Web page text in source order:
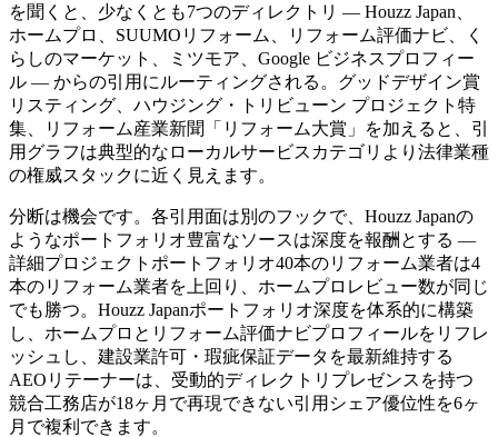
を聞くと、少なくとも7つのディレクトリ — Houzz Japan、
ホームプロ、SUUMOリフォーム、リフォーム評価ナビ、く
らしのマーケット、ミツモア、Google ビジネスプロフィー
ル — からの引用にルーティングされる。グッドデザイン賞
リスティング、ハウジング・トリビューン プロジェクト特
集、リフォーム産業新聞「リフォーム大賞」を加えると、引
用グラフは典型的なローカルサービスカテゴリより法律業種
の権威スタックに近く見えます。
分断は機会です。各引用面は別のフックで、Houzz Japanの
ようなポートフォリオ豊富なソースは深度を報酬とする —
詳細プロジェクトポートフォリオ40本のリフォーム業者は4
本のリフォーム業者を上回り、ホームプロレビュー数が同じ
でも勝つ。Houzz Japanポートフォリオ深度を体系的に構築
し、ホームプロとリフォーム評価ナビプロフィールをリフレ
ッシュし、建設業許可・瑕疵保証データを最新維持する
AEOリテーナーは、受動的ディレクトリプレゼンスを持つ
競合工務店が18ヶ月で再現できない引用シェア優位性を6ヶ
月で複利できます。